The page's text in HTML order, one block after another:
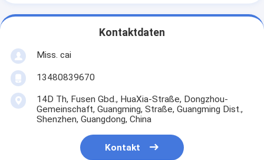
Kontaktdaten
Miss. cai
13480839670
14D Th, Fusen Gbd., HuaXia-Straße, Dongzhou-
Gemeinschaft, Guangming, Straße, Guangming Dist.,
Shenzhen, Guangdong, China
Kontakt